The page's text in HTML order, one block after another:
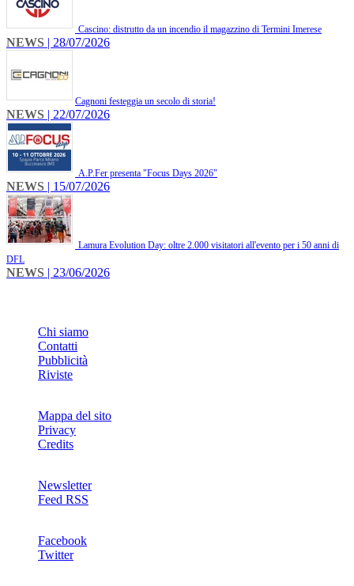
Cascino: distrutto da un incendio il magazzino di Termini Imerese
NEWS | 28/07/2026
​Cagnoni festeggia un secolo di storia!
NEWS | 22/07/2026
A.P.Fer presenta "Focus Days 2026"
NEWS | 15/07/2026
Lamura Evolution Day: oltre 2.000 visitatori all'evento per i 50 anni di
DFL
NEWS | 23/06/2026
Chi siamo
Contatti
Pubblicità
Riviste
Mappa del sito
Privacy
Credits
Newsletter
Feed RSS
Facebook
Twitter